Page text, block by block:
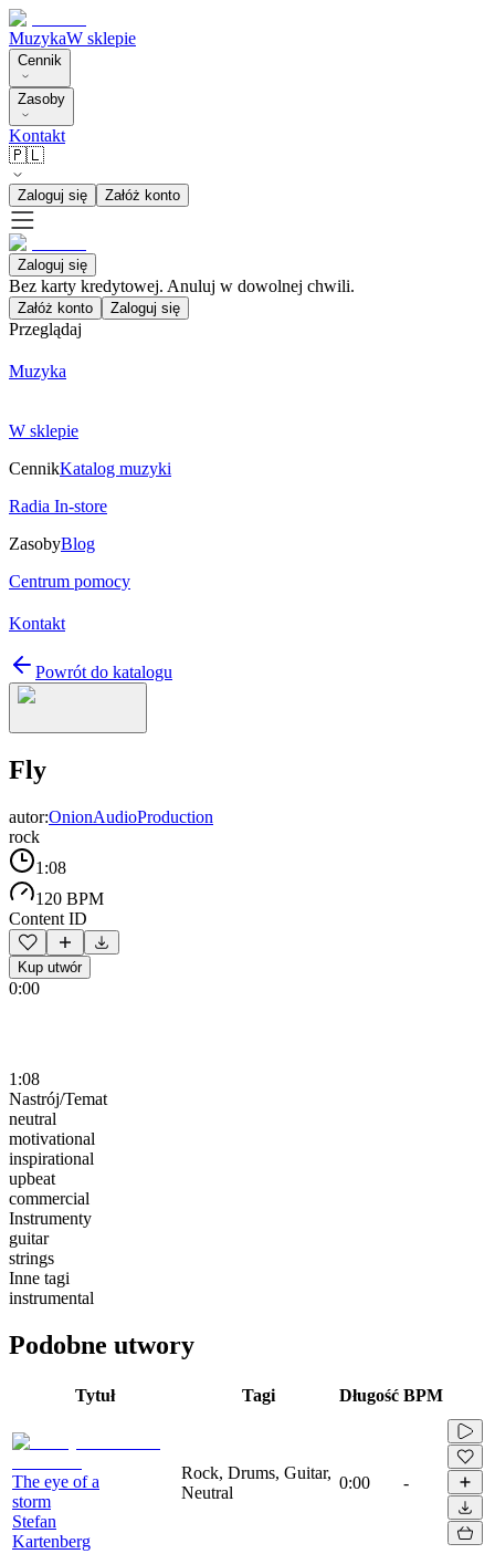
MuzykaW sklepie
Cennik
Zasoby
Kontakt
🇵🇱
Zaloguj się Załóż konto
Zaloguj się
Bez karty kredytowej. Anuluj w dowolnej chwili.
Załóż konto Zaloguj się
Przeglądaj
Muzyka
W sklepie
CennikKatalog muzyki
Radia In-store
ZasobyBlog
Centrum pomocy
Kontakt
Powrót do katalogu
Fly
autor:OnionAudioProduction
rock
1:08
120 BPM
Content ID
Kup utwór
0:00
1:08
Nastrój/Temat
neutral
motivational
inspirational
upbeat
commercial
Instrumenty
guitar
strings
Inne tagi
instrumental
Podobne utwory
Tytuł Tagi Długość BPM
The eye of a
storm
Stefan
Kartenberg
Rock, Drums, Guitar,
Neutral
0:00 -